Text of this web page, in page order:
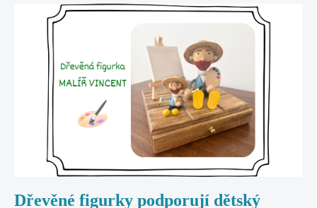
Dřevěné figurky podporují dětský